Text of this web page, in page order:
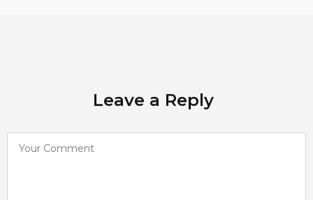
Leave a Reply